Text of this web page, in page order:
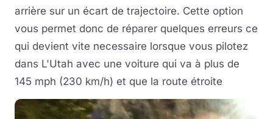
arrière sur un écart de trajectoire. Cette option
vous permet donc de réparer quelques erreurs ce
qui devient vite necessaire lorsque vous pilotez
dans L'Utah avec une voiture qui va à plus de
145 mph (230 km/h) et que la route étroite